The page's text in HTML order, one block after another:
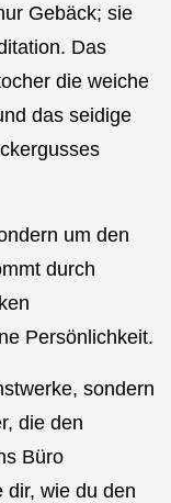
Gebäck; sie
Das
die weiche
das seidige
um den
durch
Persönlichkeit.
sondern
die den
Büro
dir, wie du den